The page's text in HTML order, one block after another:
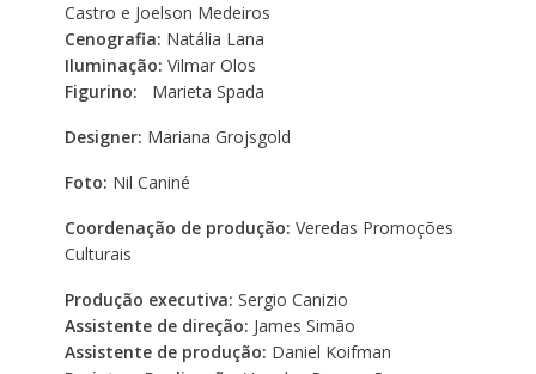
Castro e Joelson Medeiros
Cenografia: Natália Lana
Iluminação: Vilmar Olos
Figurino:
Marieta Spada
Designer: Mariana Grojsgold
Foto: Nil Caniné
Coordenação de produção: Veredas Promoções
Culturais
Produção executiva: Sergio Canizio
Assistente de direção: James Simão
Assistente de produção: Daniel Koifman